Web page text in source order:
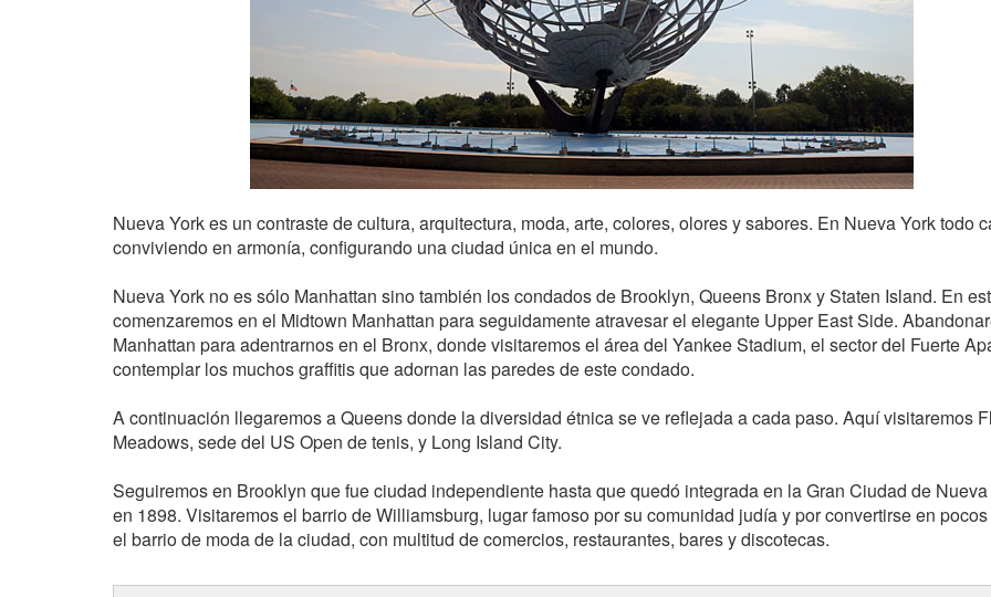
Nueva York es un contraste de cultura, arquitectura, moda, arte, colores, olores y sabores. En Nueva York todo
conviviendo en armonía, configurando una ciudad única en el mundo.
Nueva York no es sólo Manhattan sino también los condados de Brooklyn, Queens Bronx y Staten Island. En
comenzaremos en el Midtown Manhattan para seguidamente atravesar el elegante Upper East Side.
Manhattan para adentrarnos en el Bronx, donde visitaremos el área del Yankee Stadium, el sector del Fuerte
contemplar los muchos graffitis que adornan las paredes de este condado.
A continuación llegaremos a Queens donde la diversidad étnica se ve reflejada a cada paso. Aquí visitaremos
Meadows, sede del US Open de tenis, y Long Island City.
Seguiremos en Brooklyn que fue ciudad independiente hasta que quedó integrada en la Gran Ciudad de
en 1898. Visitaremos el barrio de Williamsburg, lugar famoso por su comunidad judía y por convertirse en
el barrio de moda de la ciudad, con multitud de comercios, restaurantes, bares y discotecas.